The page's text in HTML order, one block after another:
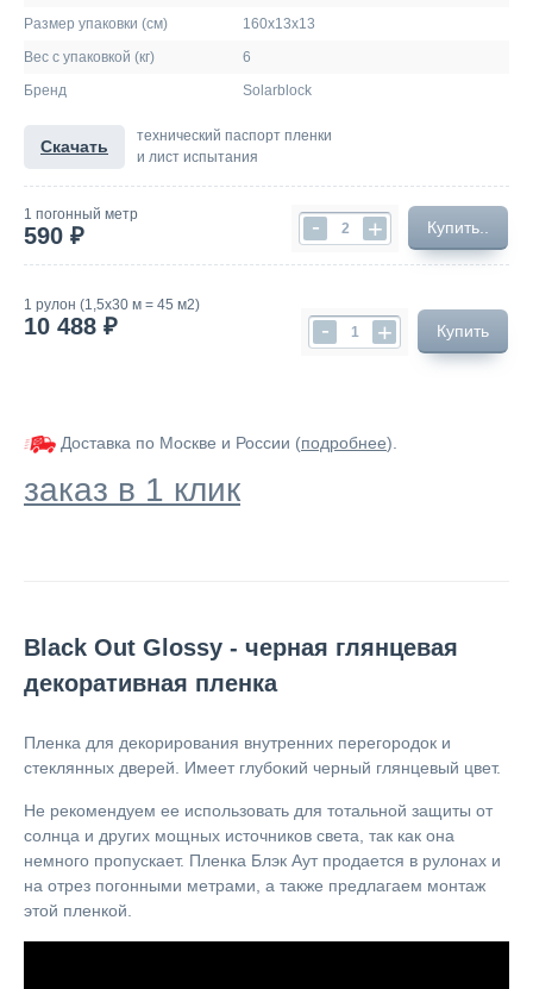
Размер упаковки (см)
160х13х13
Вес с упаковкой (кг)
6
Бренд
Solarblock
Скачать
технический паспорт пленки
и лист испытания
1 погонный метр
590 ₽ - + Купить..
1 рулон (1,5х30 м = 45 м2)
10 488 ₽ - + Купить
Доставка по Москве и России (подробнее).
заказ в 1 клик
Black Out Glossy - черная глянцевая
декоративная пленка
Пленка для декорирования внутренних перегородок и
стеклянных дверей. Имеет глубокий черный глянцевый цвет.
Не рекомендуем ее использовать для тотальной защиты от
солнца и других мощных источников света, так как она
немного пропускает. Пленка Блэк Аут продается в рулонах и
на отрез погонными метрами, а также предлагаем монтаж
этой пленкой.